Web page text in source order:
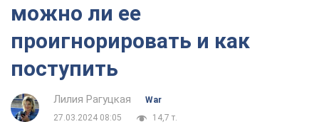
можно ли ее
проигнорировать и как
поступить
Лилия Рагуцкая
War
27.03.2024 08:05
14,7 т.